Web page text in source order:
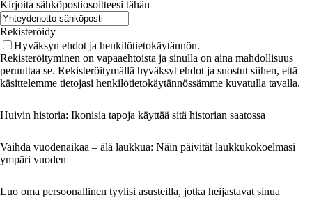
Kirjoita sähköpostiosoitteesi tähän
Rekisteröidy
Hyväksyn ehdot ja henkilötietokäytännön.
Rekisteröityminen on vapaaehtoista ja sinulla on aina mahdollisuus
peruuttaa se. Rekisteröitymällä hyväksyt ehdot ja suostut siihen, että
käsittelemme tietojasi henkilötietokäytännössämme kuvatulla tavalla.
Huivin historia: Ikonisia tapoja käyttää sitä historian saatossa
Vaihda vuodenaikaa – älä laukkua: Näin päivität laukkukokoelmasi
ympäri vuoden
Luo oma persoonallinen tyylisi asusteilla, jotka heijastavat sinua